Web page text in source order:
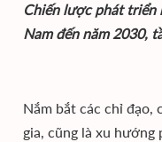
Chiến lược phát triển
Nam đến năm 2030,
Nắm bắt các chỉ
gia, cũng là xu